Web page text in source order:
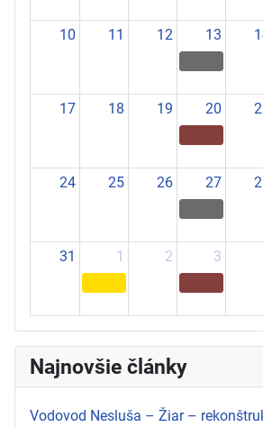
10 11 12 13
17 18 19 20
24 25 26 27
31 1 2 3
Najnovšie články
Vodovod Nesluša – Žiar –